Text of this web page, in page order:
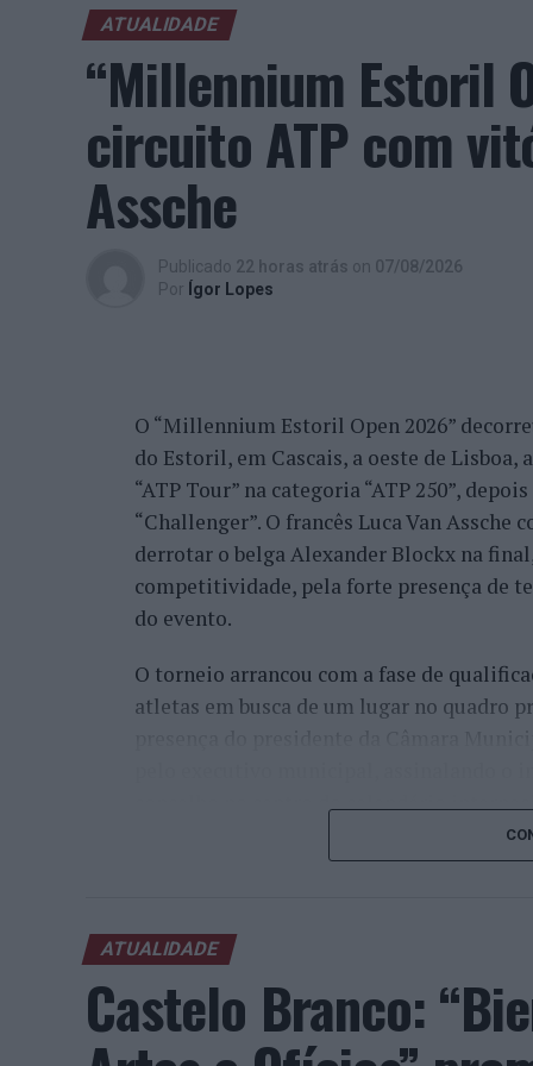
ATUALIDADE
“Millennium Estoril
circuito ATP com
Assche
Publicado 22 horas atrás on 07/08/2026
Por Ígor Lopes
O “Millennium Estoril Open 2026”
do Estoril, em Cascais, a oeste de
“ATP Tour” na categoria “ATP 250”,
“Challenger”. O francês Luca Van
derrotar o belga Alexander Blockx na
competitividade, pela forte presença de
do evento.
O torneio arrancou com a fase de
atletas em busca de um lugar no quadro
concelho no centro do calendário
Apesar das desistências de última hora
pelo italiano Luciano Darderi, pelo
Um dos momentos mais aguardados da
Wawrinka ao Estoril, integrado na
torneios do Grand Slam.
ATUALIDADE
Castelo Branco: